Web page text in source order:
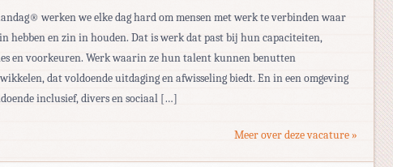
werken we elke dag hard om mensen met werk te verbinden waar
hebben en zin in houden. Dat is werk dat past bij hun capaciteiten,
en voorkeuren. Werk waarin ze hun talent kunnen benutten
dat voldoende uitdaging en afwisseling biedt. En in een omgeving
inclusief, divers en sociaal […]
Meer over deze vacature »